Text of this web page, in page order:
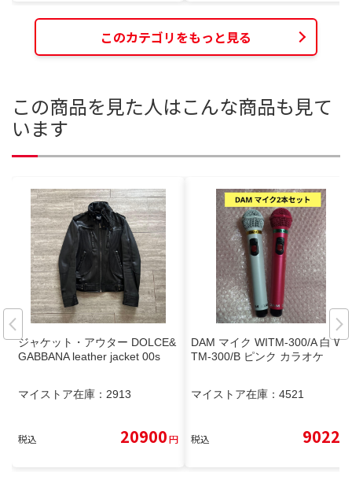
このカテゴリをもっと見る
この商品を見た人はこんな商品も見て
います
ジャケット・アウター DOLCE&
GABBANA leather jacket 00s
マイストア在庫： 2913
税込 20900円
DAM マイク WITM-300/A 白 WI
TM-300/B ピンク カラオケ
マイストア在庫： 4521
税込 9022